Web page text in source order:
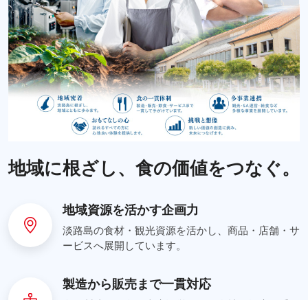
地域に根ざし、食の価値をつなぐ。
地域資源を活かす企画力
淡路島の食材・観光資源を活かし、商品・店舗・サ
ービスへ展開しています。
製造から販売まで一貫対応